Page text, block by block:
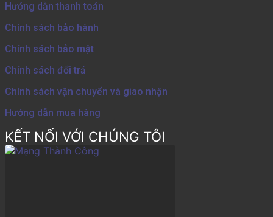
Hướng dẫn thanh toán
Chính sách bảo hành
Chính sách bảo mật
Chính sách đổi trả
Chính sách vận chuyển và giao nhận
Hướng dẫn mua hàng
KẾT NỐI VỚI CHÚNG TÔI